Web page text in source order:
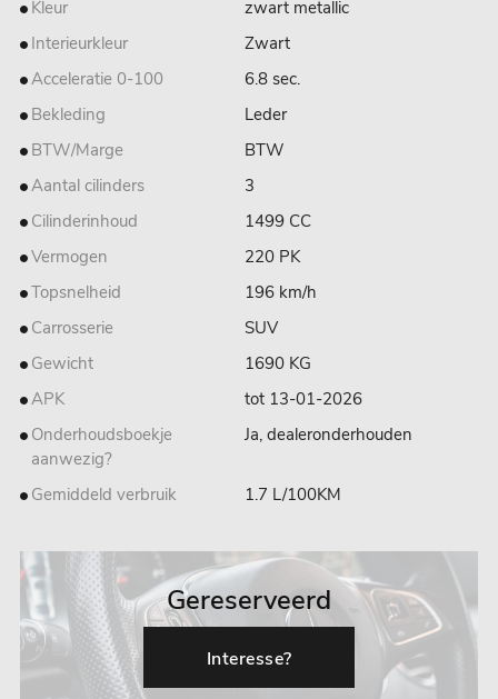
Kleur
zwart metallic
Interieurkleur
Zwart
Acceleratie 0-100
6.8 sec.
Bekleding
Leder
BTW/Marge
BTW
Aantal cilinders
3
Cilinderinhoud
1499 CC
Vermogen
220 PK
Topsnelheid
196 km/h
Carrosserie
SUV
Gewicht
1690 KG
APK
tot 13-01-2026
Onderhoudsboekje
aanwezig?
Ja, dealeronderhouden
Gemiddeld verbruik 1.7 L/100KM
Gereserveerd
Interesse?